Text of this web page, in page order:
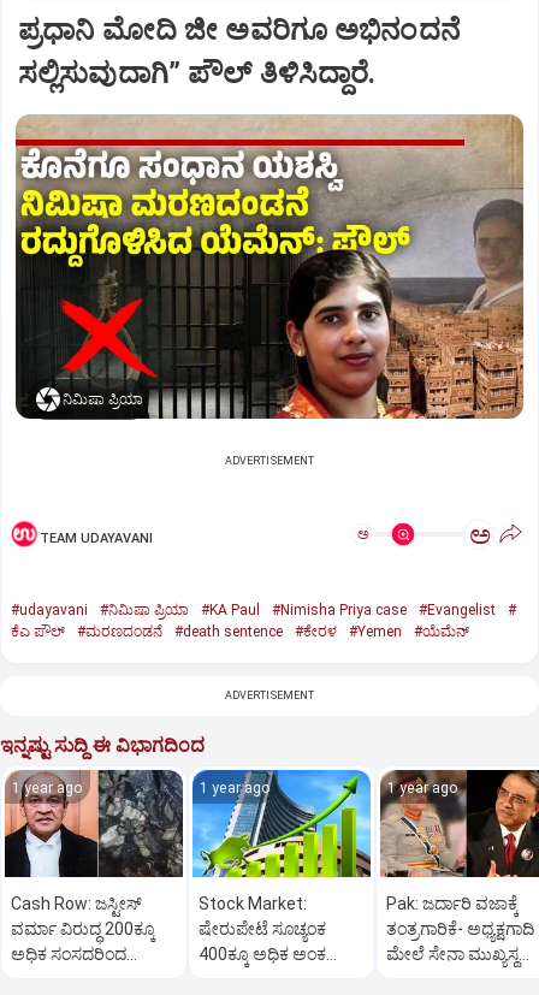
ಪ್ರಧಾನಿ ಮೋದಿ ಜೀ ಅವರಿಗೂ ಅಭಿನಂದನೆ
ಸಲ್ಲಿಸುವುದಾಗಿ” ಪೌಲ್‌ ತಿಳಿಸಿದ್ದಾರೆ.
ನಿಮಿಷಾ ಪ್ರಿಯಾ
ADVERTISEMENT
TEAM UDAYAVANI ಅ ಅ
#udayavani #ನಿಮಿಷಾ ಪ್ರಿಯಾ #KA Paul #Nimisha Priya case #Evangelist
#
ಕೆಎ ಪೌಲ್
#ಮರಣದಂಡನೆ #death sentence #ಕೇರಳ #Yemen #ಯೆಮೆನ್‌
ADVERTISEMENT
ಇನ್ನಷ್ಟು ಸುದ್ದಿ ಈ ವಿಭಾಗದಿಂದ
1 year ago
Cash Row: ಜಸ್ಟೀಸ್‌
ವರ್ಮಾ ವಿರುದ್ಧ 200ಕ್ಕೂ
ಅಧಿಕ ಸಂಸದರಿಂದ
1 year ago
Stock Market:
ಷೇರುಪೇಟೆ ಸೂಚ್ಯಂಕ
400ಕ್ಕೂ ಅಧಿಕ ಅಂಕ
1 year ago
Pak: ಜರ್ದಾರಿ ವಜಾಕ್ಕೆ
ತಂತ್ರಗಾರಿಕೆ- ಅಧ್ಯಕ್ಷಗಾದಿ
ಮೇಲೆ ಸೇನಾ ಮುಖ್ಯಸ್ಥ